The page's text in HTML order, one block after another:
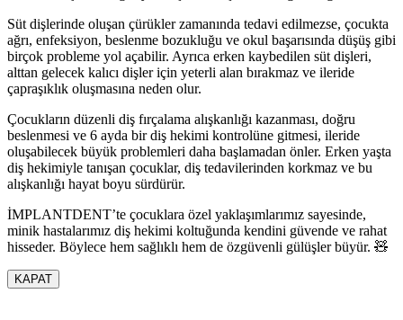
Süt dişlerinde oluşan çürükler zamanında tedavi edilmezse, çocukta
ağrı, enfeksiyon, beslenme bozukluğu ve okul başarısında düşüş gibi
birçok probleme yol açabilir. Ayrıca erken kaybedilen süt dişleri,
alttan gelecek kalıcı dişler için yeterli alan bırakmaz ve ileride
çapraşıklık oluşmasına neden olur.
Çocukların düzenli diş fırçalama alışkanlığı kazanması, doğru
beslenmesi ve 6 ayda bir diş hekimi kontrolüne gitmesi, ileride
oluşabilecek büyük problemleri daha başlamadan önler. Erken yaşta
diş hekimiyle tanışan çocuklar, diş tedavilerinden korkmaz ve bu
alışkanlığı hayat boyu sürdürür.
İMPLANTDENT’te çocuklara özel yaklaşımlarımız sayesinde,
minik hastalarımız diş hekimi koltuğunda kendini güvende ve rahat
hisseder. Böylece hem sağlıklı hem de özgüvenli gülüşler büyür. 🧸
KAPAT